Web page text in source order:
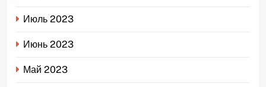
Июль 2023
Июнь 2023
Май 2023